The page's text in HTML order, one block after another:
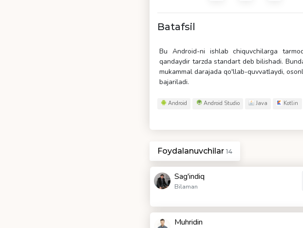
Batafsil
Bu Android-ni ishlab chiquvchilarga
qandaydir tarzda standart deb bilishadi.
mukammal darajada qo'llab-quvvatlaydi,
bajariladi.
Android Android Studio Java Kotlin
Foydalanuvchilar14
Sag'indiq
Bilaman
Muhridin